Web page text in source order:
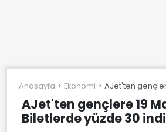
Anasayfa Ekonomi AJet'ten
AJet'ten gençlere 19
Biletlerde yüzde 30